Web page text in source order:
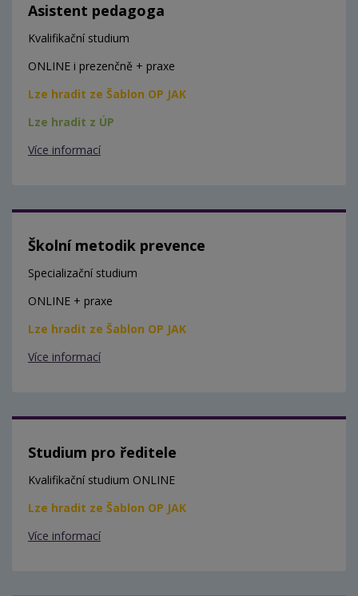
Asistent pedagoga
Kvalifikační studium
ONLINE i prezenčně + praxe
Lze hradit ze Šablon OP JAK
Lze hradit z ÚP
Více informací
Školní metodik prevence
Specializační studium
ONLINE + praxe
Lze hradit ze Šablon OP JAK
Více informací
Studium pro ředitele
Kvalifikační studium ONLINE
Lze hradit ze Šablon OP JAK
Více informací